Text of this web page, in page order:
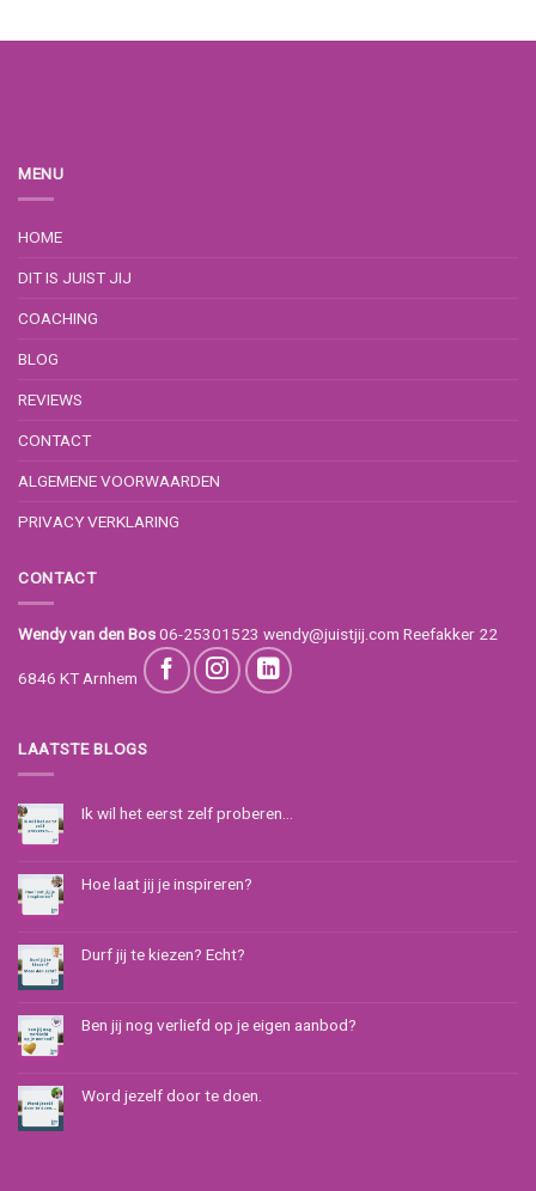
MENU
HOME
DIT IS JUIST JIJ
COACHING
BLOG
REVIEWS
CONTACT
ALGEMENE VOORWAARDEN
PRIVACY VERKLARING
CONTACT
Wendy van den Bos06-25301523 wendy@juistjij.com Reefakker 22
6846 KT Arnhem
LAATSTE BLOGS
Ik wil het eerst zelf proberen…
Hoe laat jij je inspireren?
Durf jij te kiezen? Echt?
Ben jij nog verliefd op je eigen aanbod?
Word jezelf door te doen.